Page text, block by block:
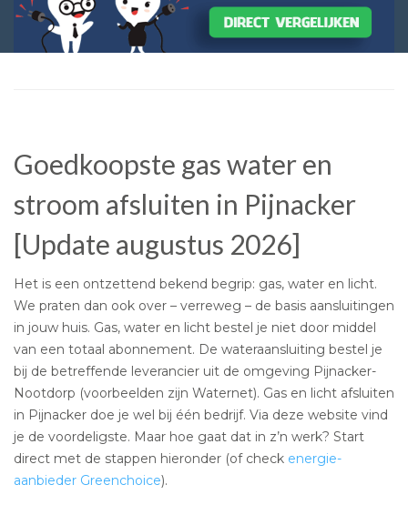
Goedkoopste gas water en
stroom afsluiten in Pijnacker
[Update augustus 2026]
Het is een ontzettend bekend begrip: gas, water en licht.
We praten dan ook over – verreweg – de basis aansluitingen
in jouw huis. Gas, water en licht bestel je niet door middel
van een totaal abonnement. De wateraansluiting bestel je
bij de betreffende leverancier uit de omgeving Pijnacker-
Nootdorp (voorbeelden zijn Waternet). Gas en licht afsluiten
in Pijnacker doe je wel bij één bedrijf. Via deze website vind
je de voordeligste. Maar hoe gaat dat in z’n werk? Start
direct met de stappen hieronder (of check energie-
aanbieder Greenchoice).